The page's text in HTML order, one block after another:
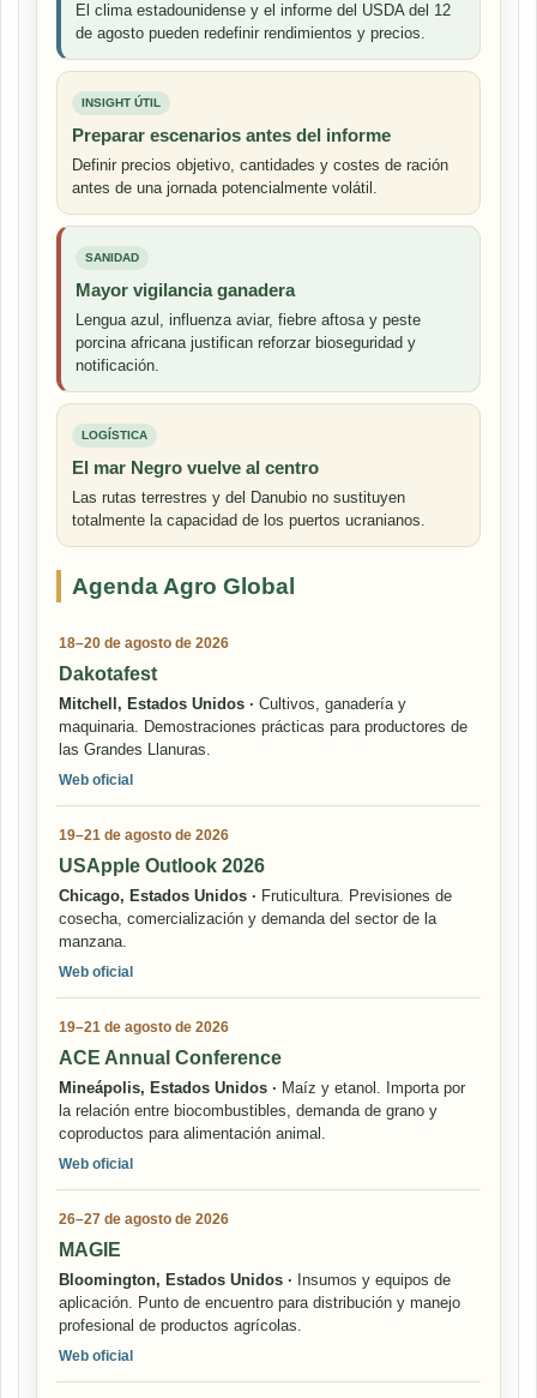
El clima estadounidense y el informe del USDA del 12
de agosto pueden redefinir rendimientos y precios.
INSIGHT ÚTIL
Preparar escenarios antes del informe
Definir precios objetivo, cantidades y costes de ración
antes de una jornada potencialmente volátil.
SANIDAD
Mayor vigilancia ganadera
Lengua azul, influenza aviar, fiebre aftosa y peste
porcina africana justifican reforzar bioseguridad y
notificación.
LOGÍSTICA
El mar Negro vuelve al centro
Las rutas terrestres y del Danubio no sustituyen
totalmente la capacidad de los puertos ucranianos.
Agenda Agro Global
18–20 de agosto de 2026
Dakotafest
Mitchell, Estados Unidos · Cultivos, ganadería y
maquinaria. Demostraciones prácticas para productores de
las Grandes Llanuras.
Web oficial
19–21 de agosto de 2026
USApple Outlook 2026
Chicago, Estados Unidos · Fruticultura. Previsiones de
cosecha, comercialización y demanda del sector de la
manzana.
Web oficial
19–21 de agosto de 2026
ACE Annual Conference
Mineápolis, Estados Unidos · Maíz y etanol. Importa por
la relación entre biocombustibles, demanda de grano y
coproductos para alimentación animal.
Web oficial
26–27 de agosto de 2026
MAGIE
Bloomington, Estados Unidos · Insumos y equipos de
aplicación. Punto de encuentro para distribución y manejo
profesional de productos agrícolas.
Web oficial